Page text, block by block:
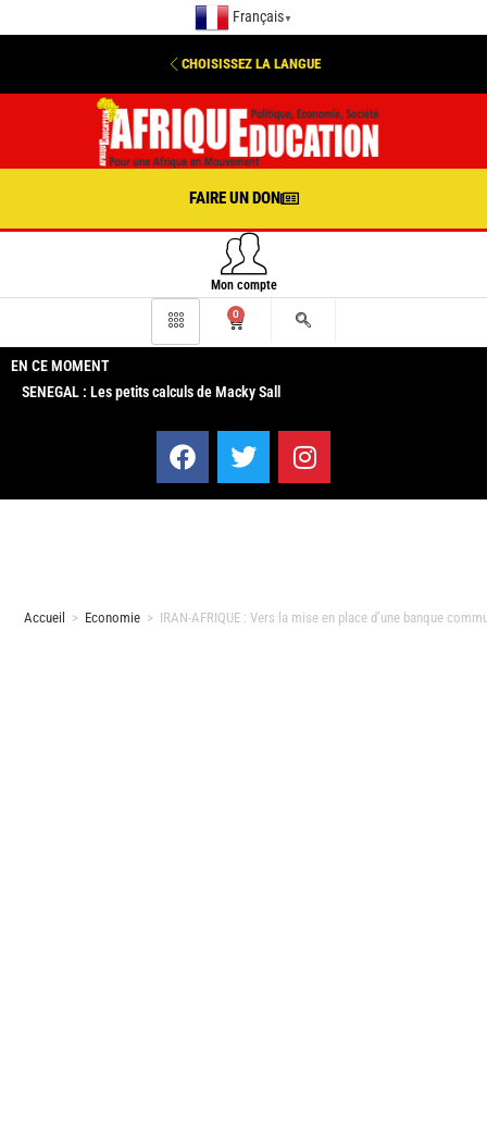
Français ▼
CHOISISSEZ LA LANGUE
FAIRE UN DON
Mon compte
0
EN CE MOMENT
SENEGAL : Les petits calculs de Macky Sall
Accueil > Economie > IRAN-AFRIQUE : Vers la mise en place d’une banque